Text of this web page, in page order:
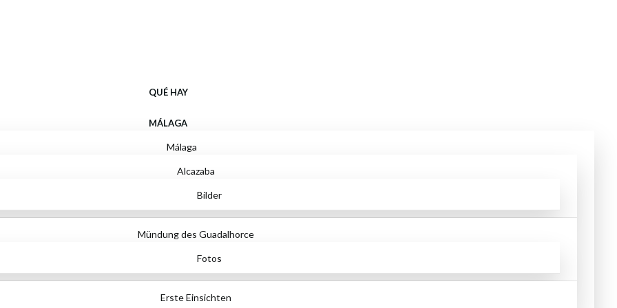
QUÉ HAY
MÁLAGA
Málaga
Alcazaba
Bilder
Mündung des Guadalhorce
Fotos
Erste Einsichten